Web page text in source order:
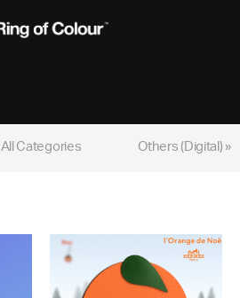
Others (Digital) »
All Categories